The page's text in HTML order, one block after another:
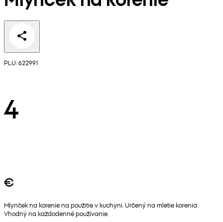
PLU: 622991
4
€
Mlynček na korenie na použitie v kuchyni. Určený na mletie korenia.
Vhodný na každodenné používanie.